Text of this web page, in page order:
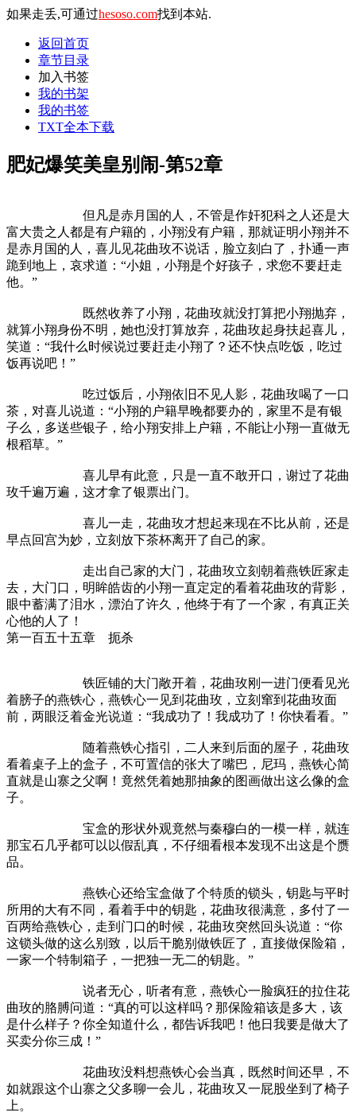
如果走丢,可通过hesoso.com找到本站.
返回首页
章节目录
加入书签
我的书架
我的书签
TXT全本下载
肥妃爆笑美皇别闹-第52章
但凡是赤月国的人，不管是作奸犯科之人还是大
富大贵之人都是有户籍的，小翔没有户籍，那就证明小翔并不
是赤月国的人，喜儿见花曲玫不说话，脸立刻白了，扑通一声
跪到地上，哀求道：“小姐，小翔是个好孩子，求您不要赶走
他。”
既然收养了小翔，花曲玫就没打算把小翔抛弃，
就算小翔身份不明，她也没打算放弃，花曲玫起身扶起喜儿，
笑道：“我什么时候说过要赶走小翔了？还不快点吃饭，吃过
饭再说吧！”
吃过饭后，小翔依旧不见人影，花曲玫喝了一口
茶，对喜儿说道：“小翔的户籍早晚都要办的，家里不是有银
子么，多送些银子，给小翔安排上户籍，不能让小翔一直做无
根稻草。”
喜儿早有此意，只是一直不敢开口，谢过了花曲
玫千遍万遍，这才拿了银票出门。
喜儿一走，花曲玫才想起来现在不比从前，还是
早点回宫为妙，立刻放下茶杯离开了自己的家。
走出自己家的大门，花曲玫立刻朝着燕铁匠家走
去，大门口，明眸皓齿的小翔一直定定的看着花曲玫的背影，
眼中蓄满了泪水，漂泊了许久，他终于有了一个家，有真正关
心他的人了！
第一百五十五章 扼杀
铁匠铺的大门敞开着，花曲玫刚一进门便看见光
着膀子的燕铁心，燕铁心一见到花曲玫，立刻窜到花曲玫面
前，两眼泛着金光说道：“我成功了！我成功了！你快看看。”
随着燕铁心指引，二人来到后面的屋子，花曲玫
看着桌子上的盒子，不可置信的张大了嘴巴，尼玛，燕铁心简
直就是山寨之父啊！竟然凭着她那抽象的图画做出这么像的盒
子。
宝盒的形状外观竟然与秦穆白的一模一样，就连
那宝石几乎都可以以假乱真，不仔细看根本发现不出这是个赝
品。
燕铁心还给宝盒做了个特质的锁头，钥匙与平时
所用的大有不同，看着手中的钥匙，花曲玫很满意，多付了一
百两给燕铁心，走到门口的时候，花曲玫突然回头说道：“你
这锁头做的这么别致，以后干脆别做铁匠了，直接做保险箱，
一家一个特制箱子，一把独一无二的钥匙。”
说者无心，听者有意，燕铁心一脸疯狂的拉住花
曲玫的胳膊问道：“真的可以这样吗？那保险箱该是多大，该
是什么样子？你全知道什么，都告诉我吧！他日我要是做大了
买卖分你三成！”
花曲玫没料想燕铁心会当真，既然时间还早，不
如就跟这个山寨之父多聊一会儿，花曲玫又一屁股坐到了椅子
上。